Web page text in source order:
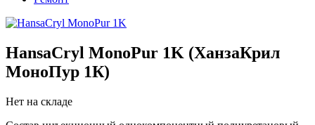
HansaCryl MonoPur 1K (ХанзаКрил
МоноПур 1К)
Нет на складе